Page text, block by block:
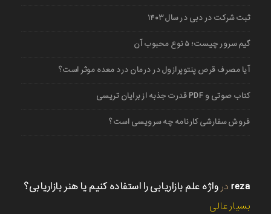
ثبت شرکت در دبی در سال ۱۴۰۳
گیم سرور چیست؛ ۵ نوع محبوب آن
آیا مصرف قرص پنتوپرازول در درمان درد معده موثر است؟
کتاب صوتی و PDF قدرت جذبه از برایان تریسی
فروش سفارشی کارنامه چه سرویسی است؟
reza در واژه علم بازاریابی را استفاده کنیم یا هنر بازاریابی؟
بسیار عالی